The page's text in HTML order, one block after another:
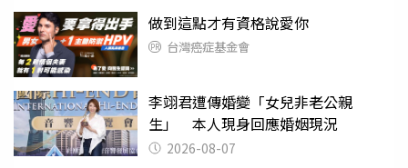
做到這點才有資格說愛你
台灣癌症基金會
李翊君遭傳婚變「女兒非老公親
生」 本人現身回應婚姻現況
2026-08-07